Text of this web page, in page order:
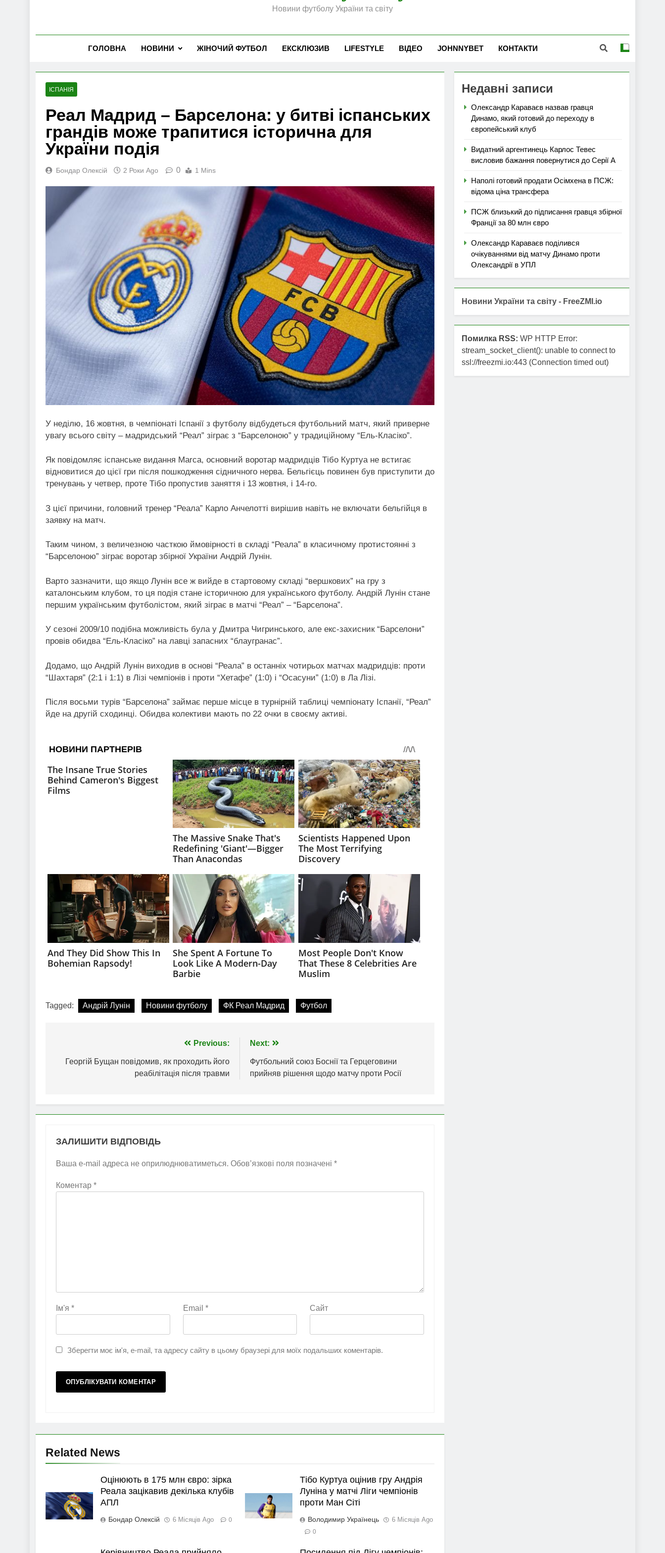
Новини футболу України та світу
ГОЛОВНА НОВИНИ ЖІНОЧИЙ ФУТБОЛ ЕКСКЛЮЗИВ LIFESTYLE ВІДЕО JOHNNYBET КОНТАКТИ
ІСПАНІЯ
Реал Мадрид – Барселона: у битві іспанських
грандів може трапитися історична для
України подія
Бондар Олексій 2 Роки Ago 0 1 Mins
У неділю, 16 жовтня, в чемпіонаті Іспанії з футболу відбудеться футбольний матч, який приверне
увагу всього світу – мадридський “Реал” зіграє з “Барселоною” у традиційному “Ель-Класіко”.
Як повідомляє іспанське видання Marca, основний воротар мадридців Тібо Куртуа не встигає
відновитися до цієї гри після пошкодження сідничного нерва. Бельгієць повинен був приступити до
тренувань у четвер, проте Тібо пропустив заняття і 13 жовтня, і 14-го.
З цієї причини, головний тренер “Реала” Карло Анчелотті вирішив навіть не включати бельгійця в
заявку на матч.
Таким чином, з величезною часткою ймовірності в складі “Реала” в класичному протистоянні з
“Барселоною” зіграє воротар збірної України Андрій Лунін.
Варто зазначити, що якщо Лунін все ж вийде в стартовому складі “вершкових” на гру з
каталонським клубом, то ця подія стане історичною для українського футболу. Андрій Лунін стане
першим українським футболістом, який зіграє в матчі “Реал” – “Барселона”.
У сезоні 2009/10 подібна можливість була у Дмитра Чигринського, але екс-захисник “Барселони”
провів обидва “Ель-Класіко” на лавці запасних “блаугранас”.
Додамо, що Андрій Лунін виходив в основі “Реала” в останніх чотирьох матчах мадридців: проти
“Шахтаря” (2:1 і 1:1) в Лізі чемпіонів і проти “Хетафе” (1:0) і “Осасуни” (1:0) в Ла Лізі.
Після восьми турів “Барселона” займає перше місце в турнірній таблиці чемпіонату Іспанії, “Реал”
йде на другій сходинці. Обидва колективи мають по 22 очки в своєму активі.
Tagged: Андрій Лунін Новини футболу ФК Реал Мадрид Футбол
записів
Previous:
Георгій Бущан повідомив, як проходить його
реабілітація після травми
Next:
Футбольний союз Боснії та Герцеговини
прийняв рішення щодо матчу проти Росії
ЗАЛИШИТИ ВІДПОВІДЬ
Ваша e-mail адреса не оприлюднюватиметься. Обов’язкові поля позначені *
Коментар *
Ім'я * Email * Сайт
Зберегти моє ім'я, e-mail, та адресу сайту в цьому браузері для моїх подальших коментарів.
Related News
Оцінюють в 175 млн євро: зірка
Реала зацікавив декілька клубів
АПЛ
Бондар Олексій 6 Місяців Ago 0
Тібо Куртуа оцінив гру Андрія
Луніна у матчі Ліги чемпіонів
проти Ман Сіті
Володимир Українець 6 Місяців Ago
0
Недавні записи
Олександр Караваєв назвав гравця
Динамо, який готовий до переходу в
європейський клуб
Видатний аргентинець Карлос Тевес
висловив бажання повернутися до Серії А
Наполі готовий продати Осімхена в ПСЖ:
відома ціна трансфера
ПСЖ близький до підписання гравця збірної
Франції за 80 млн євро
Олександр Караваєв поділився
очікуваннями від матчу Динамо проти
Олександрії в УПЛ
Новини України та світу - FreeZMI.io
Помилка RSS: WP HTTP Error:
stream_socket_client(): unable to connect to
ssl://freezmi.io:443 (Connection timed out)